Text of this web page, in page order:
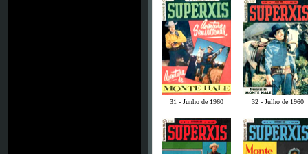
31 - Junho de 1960 32 - Julho de 1960